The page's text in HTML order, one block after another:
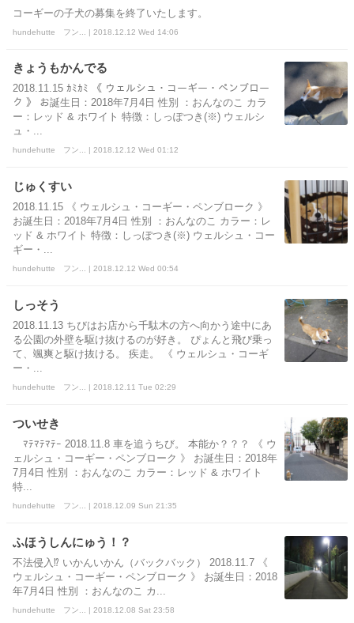
コーギーの子犬の募集を終了いたします。
hundehutte フン... | 2018.12.12 Wed 14:06
きょうもかんでる
2018.11.15 ｶﾐｶﾐ 《 ウェルシュ・コーギー・ペンブロー
ク 》 お誕生日：2018年7月4日 性別 ：おんなのこ カラ
ー：レッド & ホワイト 特徴：しっぽつき(※) ウェルシ
ュ・...
hundehutte フン... | 2018.12.12 Wed 01:12
じゅくすい
2018.11.15 《 ウェルシュ・コーギー・ペンブローク 》
お誕生日：2018年7月4日 性別 ：おんなのこ カラー：レ
ッド & ホワイト 特徴：しっぽつき(※) ウェルシュ・コー
ギー・...
hundehutte フン... | 2018.12.12 Wed 00:54
しっそう
2018.11.13 ちびはお店から千駄木の方へ向かう途中にあ
る公園の外壁を駆け抜けるのが好き。 ぴょんと飛び乗っ
て、颯爽と駆け抜ける。 疾走。 《 ウェルシュ・コーギ
ー・...
hundehutte フン... | 2018.12.11 Tue 02:29
ついせき
ﾏﾃﾏﾃﾏﾃｰ 2018.11.8 車を追うちび。 本能か？？？ 《 ウ
ェルシュ・コーギー・ペンブローク 》 お誕生日：2018年
7月4日 性別 ：おんなのこ カラー：レッド & ホワイト
特...
hundehutte フン... | 2018.12.09 Sun 21:35
ふほうしんにゅう！？
不法侵入⁉ いかんいかん（バックバック） 2018.11.7 《
ウェルシュ・コーギー・ペンブローク 》 お誕生日：2018
年7月4日 性別 ：おんなのこ カ...
hundehutte フン... | 2018.12.08 Sat 23:58